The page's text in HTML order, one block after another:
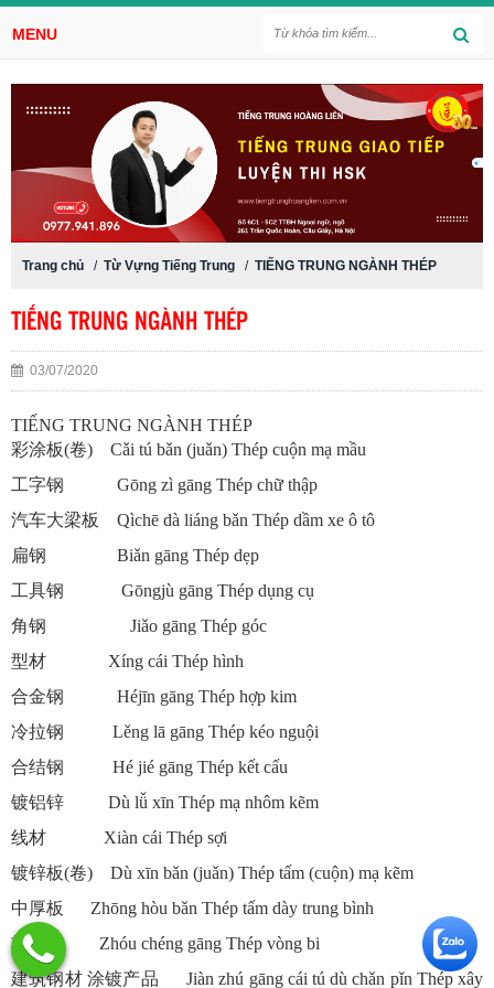
Trang chủ / Từ Vựng Tiếng Trung / TIẾNG TRUNG NGÀNH THÉP
TIẾNG TRUNG NGÀNH THÉP
03/07/2020
TIẾNG TRUNG NGÀNH THÉP
彩涂板(卷) Cǎi tú bǎn (juǎn) Thép cuộn mạ mầu
工字钢 Gōng zì gāng Thép chữ thập
汽车大梁板 Qìchē dà liáng bǎn Thép dầm xe ô tô
扁钢 Biǎn gāng Thép dẹp
工具钢 Gōngjù gāng Thép dụng cụ
角钢 Jiǎo gāng Thép góc
型材 Xíng cái Thép hình
合金钢 Héjīn gāng Thép hợp kim
冷拉钢 Lěng lā gāng Thép kéo nguội
合结钢 Hé jié gāng Thép kết cấu
镀铝锌 Dù lǚ xīn Thép mạ nhôm kẽm
线材 Xiàn cái Thép sợi
镀锌板(卷) Dù xīn bǎn (juǎn) Thép tấm (cuộn) mạ kẽm
中厚板 Zhōng hòu bǎn Thép tấm dày trung bình
轴承钢 Zhóu chéng gāng Thép vòng bi
建筑钢材 涂镀产品 Jiàn zhú gāng cái tú dù chǎn pǐn Thép xây